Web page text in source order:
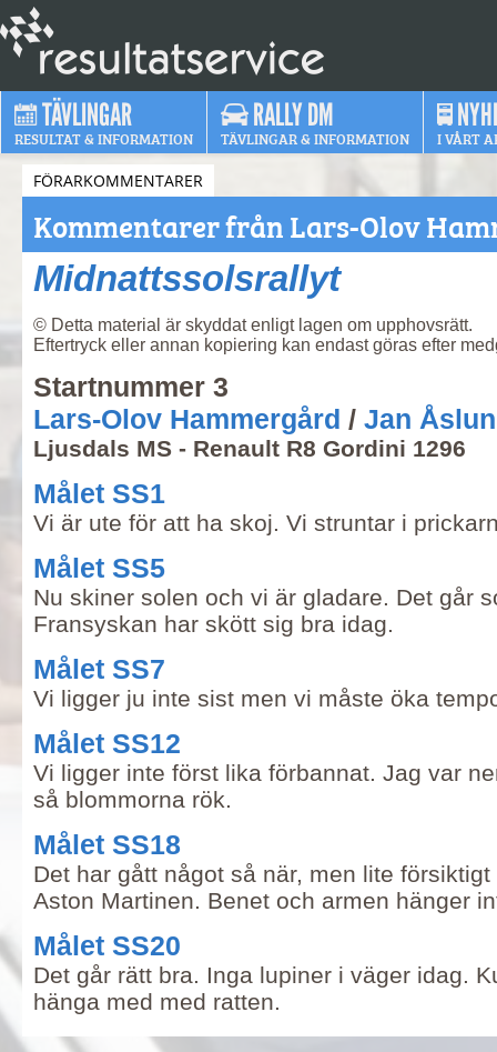
TÄVLINGAR
RESULTAT & INFORMATION
RALLY DM
TÄVLINGAR & INFORMATION I VÅRT
FÖRARKOMMENTARER
Kommentarer från Lars-Olov
Midnattssolsrallyt
© Detta material är skyddat enligt lagen om upphovsrätt.
Eftertryck eller annan kopiering kan endast göras efter
Startnummer 3
Lars-Olov Hammergård / Jan
Ljusdals MS - Renault R8 Gordini 1296
Målet SS1
Vi är ute för att ha skoj. Vi struntar i
Målet SS5
Nu skiner solen och vi är gladare. Det går
Fransyskan har skött sig bra idag.
Målet SS7
Vi ligger ju inte sist men vi måste öka
Målet SS12
Vi ligger inte först lika förbannat. Jag var
så blommorna rök.
Målet SS18
Det har gått något så när, men lite
Aston Martinen. Benet och armen hänger
Målet SS20
Det går rätt bra. Inga lupiner i väger idag.
hänga med med ratten.